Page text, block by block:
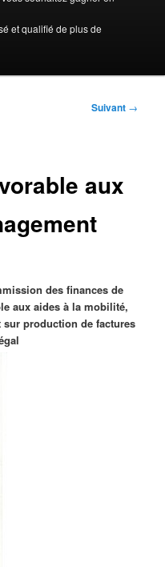
et qualifié de plus de
Suivant →
aux
des finances de
aux aides à la mobilité,
sur production de factures